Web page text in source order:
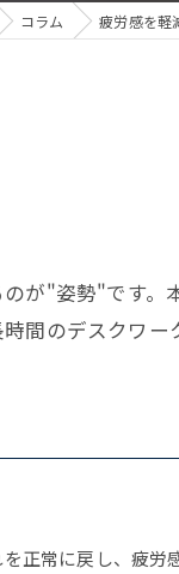
コラム 疲労感を軽
が"姿勢"です。
間のデスクワ
正常に戻し、疲労